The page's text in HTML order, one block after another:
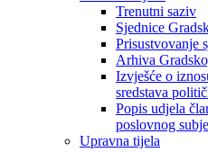
Trenutni saziv
Sjednice
Prisustvovanje
Arhiva
Izvješće o
sredstava
Popis udjela
poslovnog
Upravna tijela